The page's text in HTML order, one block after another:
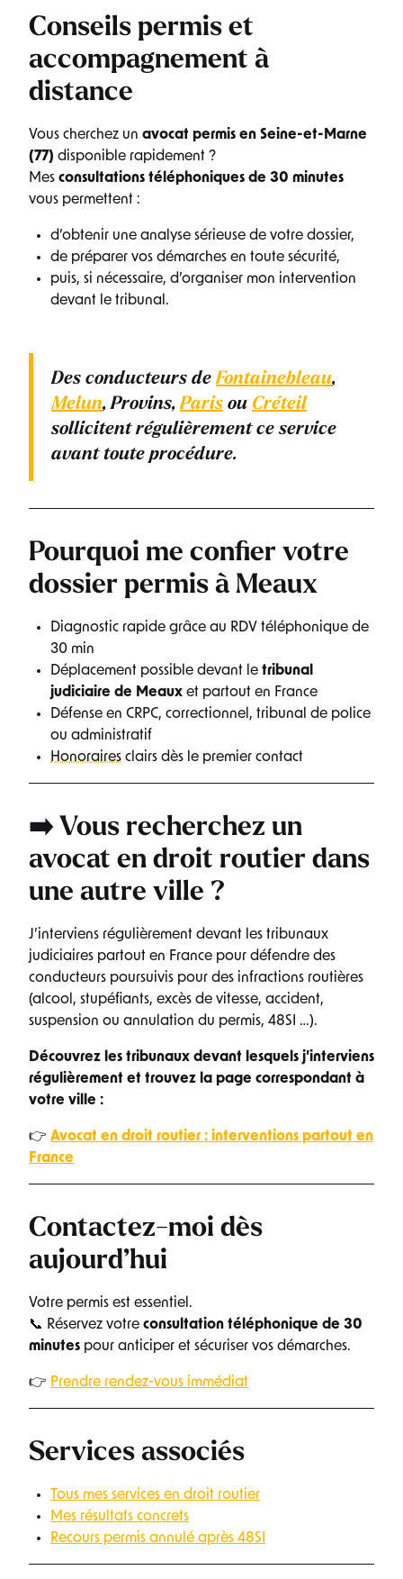
Conseils permis et
accompagnement à
distance
Vous cherchez un avocat permis en Seine-et-Marne
(77) disponible rapidement ?
Mes consultations téléphoniques de 30 minutes
vous permettent :
d’obtenir une analyse sérieuse de votre dossier,
de préparer vos démarches en toute sécurité,
puis, si nécessaire, d’organiser mon intervention
devant le tribunal.
Des conducteurs deFontainebleau,
Melun, Provins,Paris ou Créteil
sollicitent régulièrement ce service
avant toute procédure.
Pourquoi me confier votre
dossier permis à Meaux
Diagnostic rapide grâce au RDV téléphonique de
30 min
Déplacement possible devant le tribunal
judiciaire de Meaux et partout en France
Défense en CRPC, correctionnel, tribunal de police
ou administratif
Honoraires clairs dès le premier contact
➡️ Vous recherchez un
avocat en droit routier dans
une autre ville ?
J’interviens régulièrement devant les tribunaux
judiciaires partout en France pour défendre des
conducteurs poursuivis pour des infractions routières
(alcool, stupéfiants, excès de vitesse, accident,
suspension ou annulation du permis, 48SI …).
Découvrez les tribunaux devant lesquels j’interviens
régulièrement et trouvez la page correspondant à
votre ville :
👉 Avocat en droit routier : interventions partout en
France
Contactez-moi dès
aujourd’hui
Votre permis est essentiel.
📞 Réservez votre consultation téléphonique de 30
minutes pour anticiper et sécuriser vos démarches.
👉 Prendre rendez-vous immédiat
Services associés
Tous mes services en droit routier
Mes résultats concrets
Recours permis annulé après 48SI